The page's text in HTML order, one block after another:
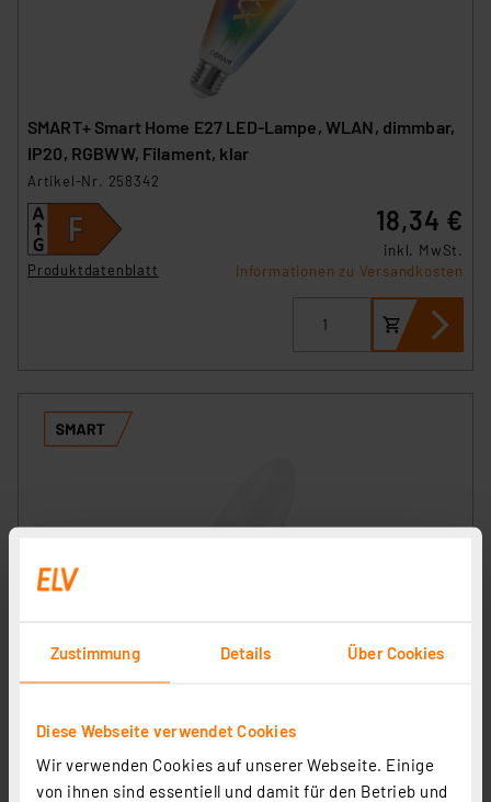
Zustimmung Details Über Cookies
Diese Webseite verwendet Cookies
Wir verwenden Cookies auf unserer Webseite. Einige
von ihnen sind essentiell und damit für den Betrieb und
SMART+ Smart Home E27 LED-Lampe, WLAN, dimmbar,
IP20, RGBWW, Filament, klar
Artikel-Nr. 258342
Produktdatenblatt
18,34 €
inkl. MwSt.
Informationen zu Versandkosten
OSRAM SMART+ Smart Home LED-Lampe E14 , WLAN,
dimmbar, IP20, Weiß
Produktdatenblatt
inkl. MwSt.
Informationen zu Versandkosten